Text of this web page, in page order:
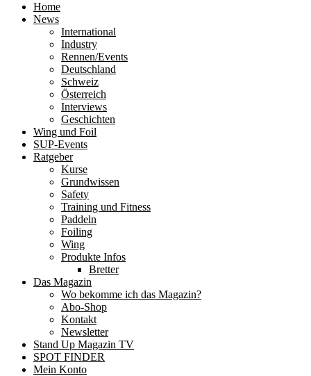
Home
News
International
Industry
Rennen/Events
Deutschland
Schweiz
Österreich
Interviews
Geschichten
Wing und Foil
SUP-Events
Ratgeber
Kurse
Grundwissen
Safety
Training und Fitness
Paddeln
Foiling
Wing
Produkte Infos
Bretter
Das Magazin
Wo bekomme ich das Magazin?
Abo-Shop
Kontakt
Newsletter
Stand Up Magazin TV
SPOT FINDER
Mein Konto